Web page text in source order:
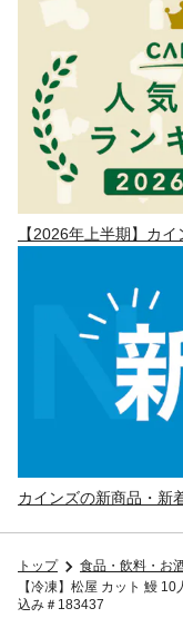
【2026年上半期】カ
カインズの新商品・新
トップ 食品・飲料・お
【冷凍】松屋 カット 鰻
込み＃183437